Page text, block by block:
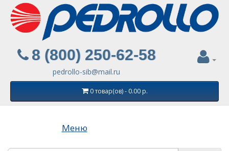
8 (800) 250-62-58
pedrollo-sib@mail.ru
0 товар(ов) - 0.00 р.
Меню